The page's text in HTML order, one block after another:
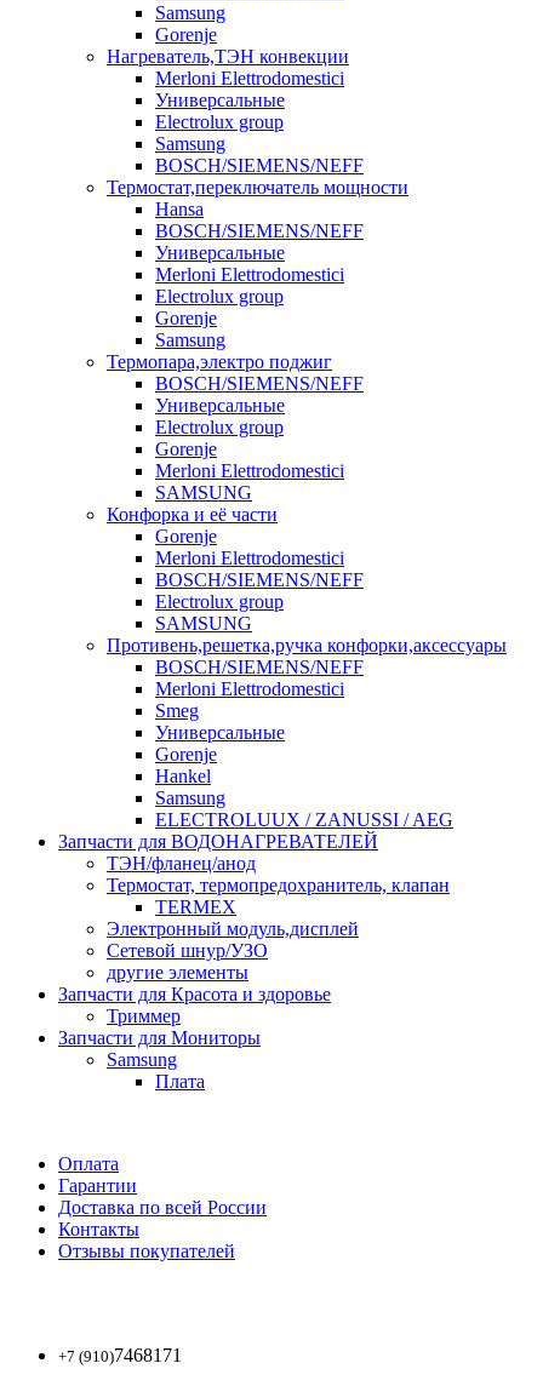
Samsung
Gorenje
Нагреватель,ТЭН конвекции
Merloni Elettrodomestici
Универсальные
Electrolux group
Samsung
BOSCH/SIEMENS/NEFF
Термостат,переключатель мощности
Hansa
BOSCH/SIEMENS/NEFF
Универсальные
Merloni Elettrodomestici
Electrolux group
Gorenje
Samsung
Термопара,электро поджиг
BOSCH/SIEMENS/NEFF
Универсальные
Electrolux group
Gorenje
Merloni Elettrodomestici
SAMSUNG
Конфорка и её части
Gorenje
Merloni Elettrodomestici
BOSCH/SIEMENS/NEFF
Electrolux group
SAMSUNG
Противень,решетка,ручка конфорки,аксессуары
BOSCH/SIEMENS/NEFF
Merloni Elettrodomestici
Smeg
Универсальные
Gorenje
Hankel
Samsung
ELECTROLUUX / ZANUSSI / AEG
Запчасти для ВОДОНАГРЕВАТЕЛЕЙ
ТЭН/фланец/анод
Термостат, термопредохранитель, клапан
TERMEX
Электронный модуль,дисплей
Сетевой шнур/УЗО
другие элементы
Запчасти для Красота и здоровье
Триммер
Запчасти для Мониторы
Samsung
Плата
Оплата
Гарантии
Доставка по всей России
Контакты
Отзывы покупателей
+7 (910)7468171